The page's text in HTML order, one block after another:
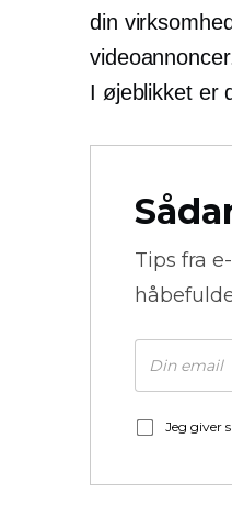
din
I øjeblikket er
Tips fra
Jeg giver